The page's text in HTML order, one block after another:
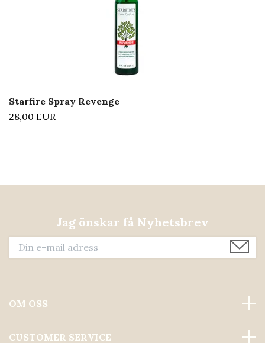
Starfire Spray Revenge
28,00 EUR
Jag önskar få Nyhetsbrev
OM OSS
CUSTOMER SERVICE